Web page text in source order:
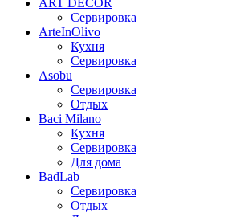
ART DECOR
Сервировка
ArteInOlivo
Кухня
Сервировка
Asobu
Сервировка
Отдых
Baci Milano
Кухня
Сервировка
Для дома
BadLab
Сервировка
Отдых